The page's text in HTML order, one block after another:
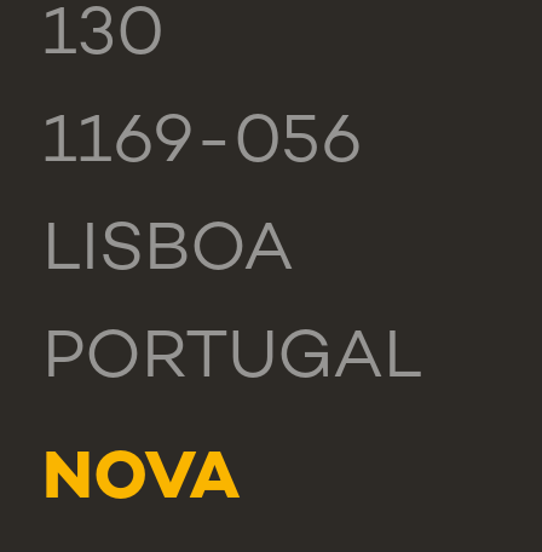
130
1169-056
LISBOA
PORTUGAL
NOVA